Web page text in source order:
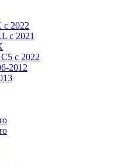
с 2022
с 2021
с 2022
2012